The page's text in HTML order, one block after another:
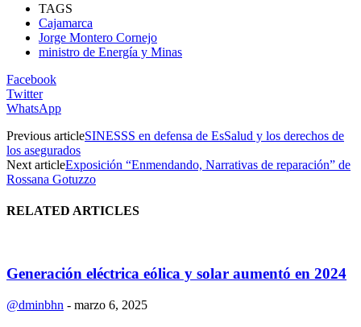
TAGS
Cajamarca
Jorge Montero Cornejo
ministro de Energía y Minas
Facebook
Twitter
WhatsApp
Previous articleSINESSS en defensa de EsSalud y los derechos de
los asegurados
Next articleExposición “Enmendando, Narrativas de reparación” de
Rossana Gotuzzo
RELATED ARTICLES
Generación eléctrica eólica y solar aumentó en 2024
@dminbhn - marzo 6, 2025